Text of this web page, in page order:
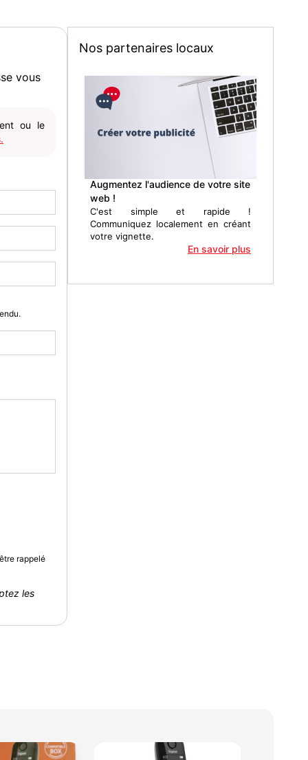
vous
ou le
rappelé
les
Nos partenaires locaux
Augmentez l'audience de votre site
web !
C'est simple et rapide !
Communiquez localement en créant
votre vignette.
En savoir plus